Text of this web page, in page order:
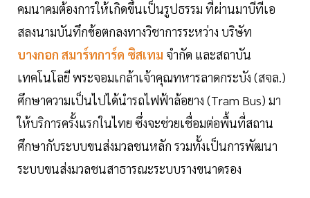
คมนาคมต้องการให้เกิดขึ้นเป็นรูปธรรม ที่ผ่านมาบีทีเอ
สลงนามบันทึกข้อตกลงทางวิชาการระหว่าง บริษัท
บางกอก สมาร์ทการ์ด ซิสเทม จำกัด และสถาบัน
เทคโนโลยี พระจอมเกล้าเจ้าคุณทหารลาดกระบัง (สจล.)
ศึกษาความเป็นไปได้นำรถไฟฟ้าล้อยาง (Tram Bus) มา
ให้บริการครั้งแรกในไทย ซึ่งจะช่วยเชื่อมต่อพื้นที่สถาน
ศึกษากับระบบขนส่งมวลชนหลัก รวมทั้งเป็นการพัฒนา
ระบบขนส่งมวลชนสาธารณะระบบรางขนาดรอง